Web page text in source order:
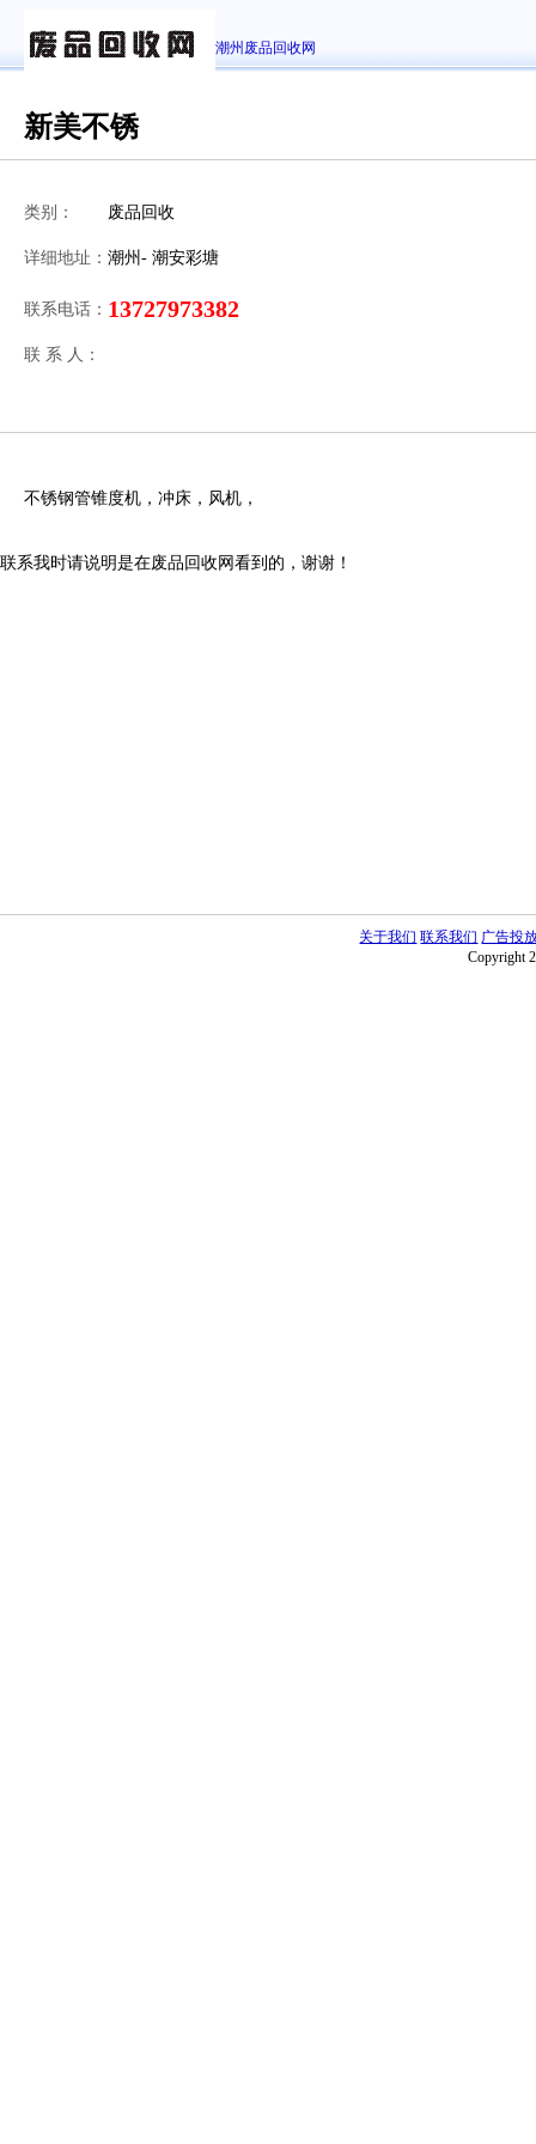
潮州废品回收网
新美不锈
类别： 废品回收
详细地址： 潮州- 潮安彩塘
联系电话： 13727973382
联 系 人：
不锈钢管锥度机，冲床，风机，
联系我时请说明是在废品回收网看到的，谢谢！
关于我们 联系我们 广告投
Copyright